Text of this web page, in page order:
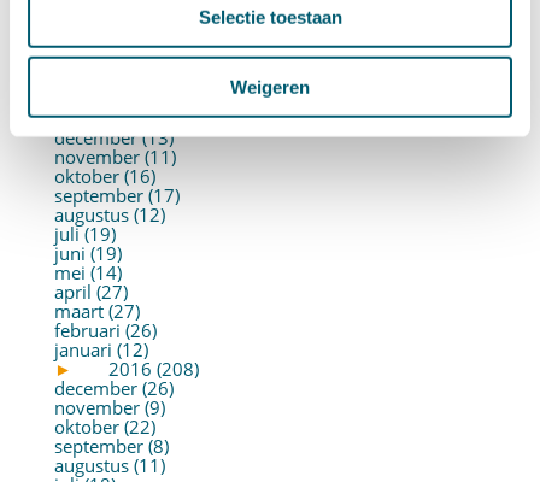
Selectie toestaan
Weigeren
april (22)
maart (10)
►
2017 (213)
december (13)
november (11)
oktober (16)
september (17)
augustus (12)
juli (19)
juni (19)
mei (14)
april (27)
maart (27)
februari (26)
januari (12)
►
2016 (208)
december (26)
november (9)
oktober (22)
september (8)
augustus (11)